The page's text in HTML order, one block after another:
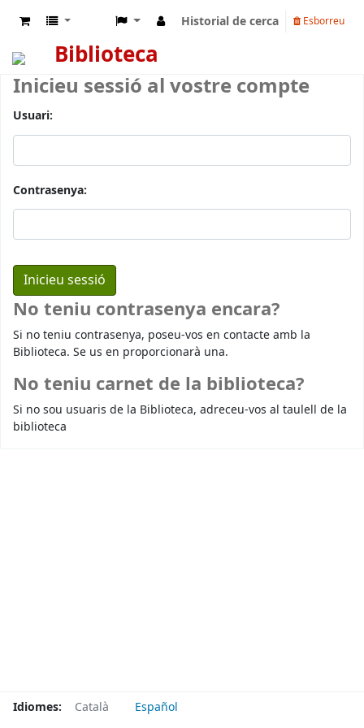
Historial de cerca Esborreu
Biblioteca
Inicieu sessió al vostre compte
Usuari:
Contrasenya:
No teniu contrasenya encara?
Si no teniu contrasenya, poseu-vos en contacte amb la
Biblioteca. Se us en proporcionarà una.
No teniu carnet de la biblioteca?
Si no sou usuaris de la Biblioteca, adreceu-vos al taulell de la
biblioteca
Idiomes: Català Español